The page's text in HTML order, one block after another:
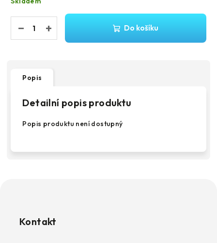
cena:
+
− Do košíku
Popis
Detailní popis produktu
Popis produktu není dostupný
Kontakt